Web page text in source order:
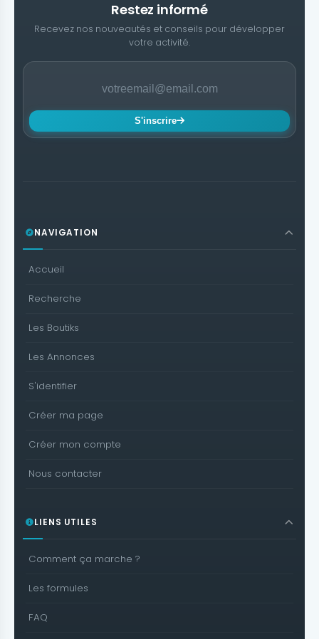
Restez informé
Recevez nos nouveautés et conseils pour développer
votre activité.
S'inscrire
NAVIGATION
Accueil
Recherche
Les Boutiks
Les Annonces
S'identifier
Créer ma page
Créer mon compte
Nous contacter
LIENS UTILES
Comment ça marche ?
Les formules
FAQ